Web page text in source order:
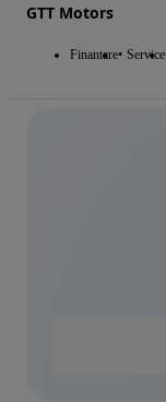
GTT Motors
Finantare Service